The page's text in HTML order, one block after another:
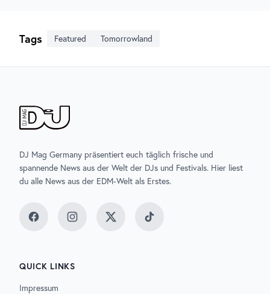
Tags Featured Tomorrowland
DJ Mag Germany präsentiert euch täglich frische und
spannende News aus der Welt der DJs und Festivals. Hier liest
du alle News aus der EDM-Welt als Erstes.
FacebookInstagramTwitter TikTok
QUICK LINKS
Impressum